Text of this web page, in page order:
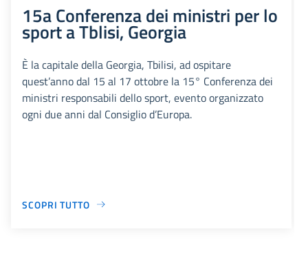
15a Conferenza dei ministri per lo
sport a Tblisi, Georgia
È la capitale della Georgia, Tbilisi, ad ospitare
quest’anno dal 15 al 17 ottobre la 15° Conferenza dei
ministri responsabili dello sport, evento organizzato
ogni due anni dal Consiglio d’Europa.
SCOPRI TUTTO